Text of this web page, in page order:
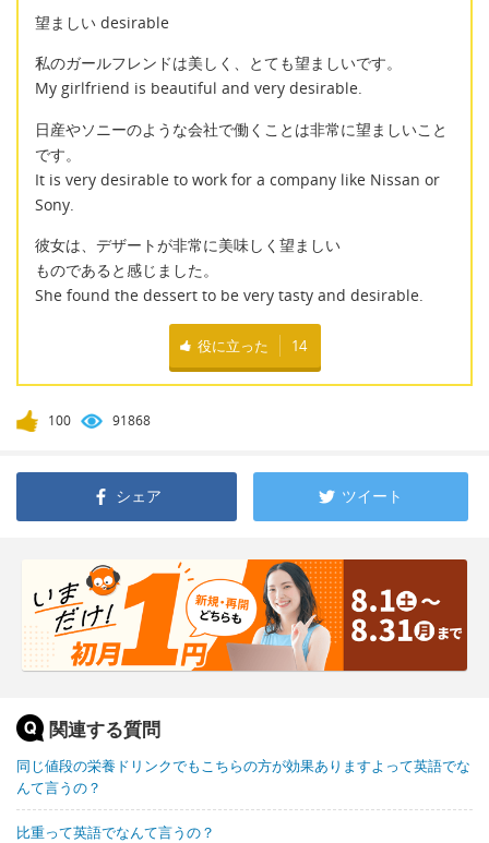
望ましい desirable
私のガールフレンドは美しく、とても望ましいです。
My girlfriend is beautiful and very desirable.
日産やソニーのような会社で働くことは非常に望ましいこと
です。
It is very desirable to work for a company like Nissan or
Sony.
彼女は、デザートが非常に美味しく望ましい
ものであると感じました。
She found the dessert to be very tasty and desirable.
役に立った 14
100 91868
シェア ツイート
関連する質問
同じ値段の栄養ドリンクでもこちらの方が効果ありますよって英語でな
んて言うの？
比重って英語でなんて言うの？